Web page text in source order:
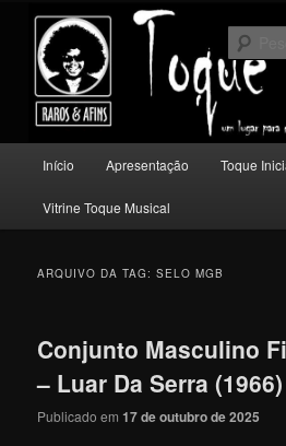
conteúdo
principal
conteúdo
secundário
Toque Musical
Um lugar para quem escuta música com
principal
Início Apresentação Toque
Vitrine Toque Musical
ARQUIVO DA TAG:SELO MGB
Conjunto Masculino
– Luar Da Serra (1966)
Publicado em17 de outubro de 2025